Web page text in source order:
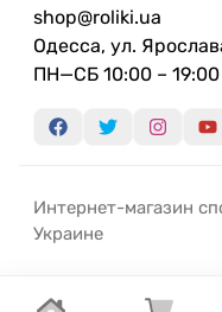
shop@roliki.ua
Одесса, ул.
ПН—СБ 10:00 – 19:00
Интернет-магазин
Украине